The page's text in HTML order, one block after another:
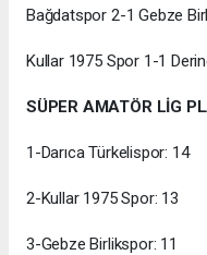
Bağdatspor 2-1 Gebze
Kullar 1975 Spor 1-1
SÜPER AMATÖR LİG
1-Darıca Türkelispor: 14
2-Kullar 1975 Spor: 13
3-Gebze Birlikspor: 11